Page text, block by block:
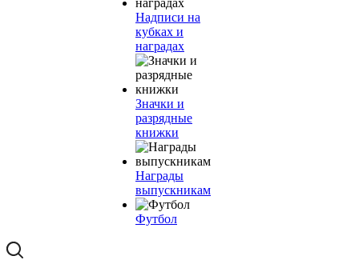
Надписи на
кубках и
наградах
Значки и
разрядные
книжки
Награды
выпускникам
Футбол